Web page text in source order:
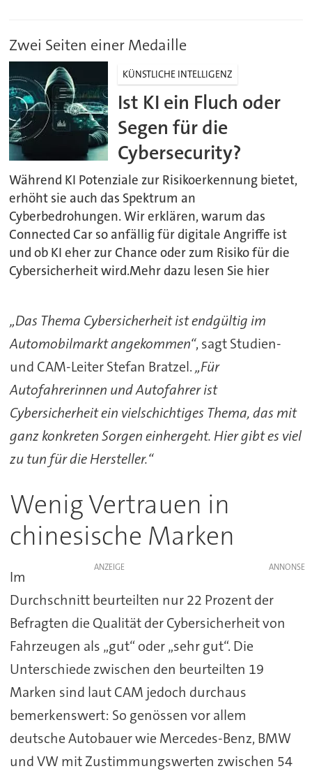
Zwei Seiten einer Medaille
KÜNSTLICHE INTELLIGENZ
Ist KI ein Fluch oder
Segen für die
Cybersecurity?
Während KI Potenziale zur Risikoerkennung bietet,
erhöht sie auch das Spektrum an
Cyberbedrohungen. Wir erklären, warum das
Connected Car so anfällig für digitale Angriffe ist
und ob KI eher zur Chance oder zum Risiko für die
Cybersicherheit wird.Mehr dazu lesen Sie hier
„Das Thema Cybersicherheit ist endgültig im
Automobilmarkt angekommen“, sagt Studien-
und CAM-Leiter Stefan Bratzel.„Für
Autofahrerinnen und Autofahrer ist
Cybersicherheit ein vielschichtiges Thema, das mit
ganz konkreten Sorgen einhergeht. Hier gibt es viel
zu tun für die Hersteller.“
Wenig Vertrauen in
chinesische Marken
ANZEIGE
Im
Durchschnitt beurteilten nur 22 Prozent der
Befragten die Qualität der Cybersicherheit von
Fahrzeugen als „gut“ oder „sehr gut“. Die
Unterschiede zwischen den beurteilten 19
Marken sind laut CAM jedoch durchaus
bemerkenswert: So genössen vor allem
deutsche Autobauer wie Mercedes-Benz, BMW
und VW mit Zustimmungswerten zwischen 54